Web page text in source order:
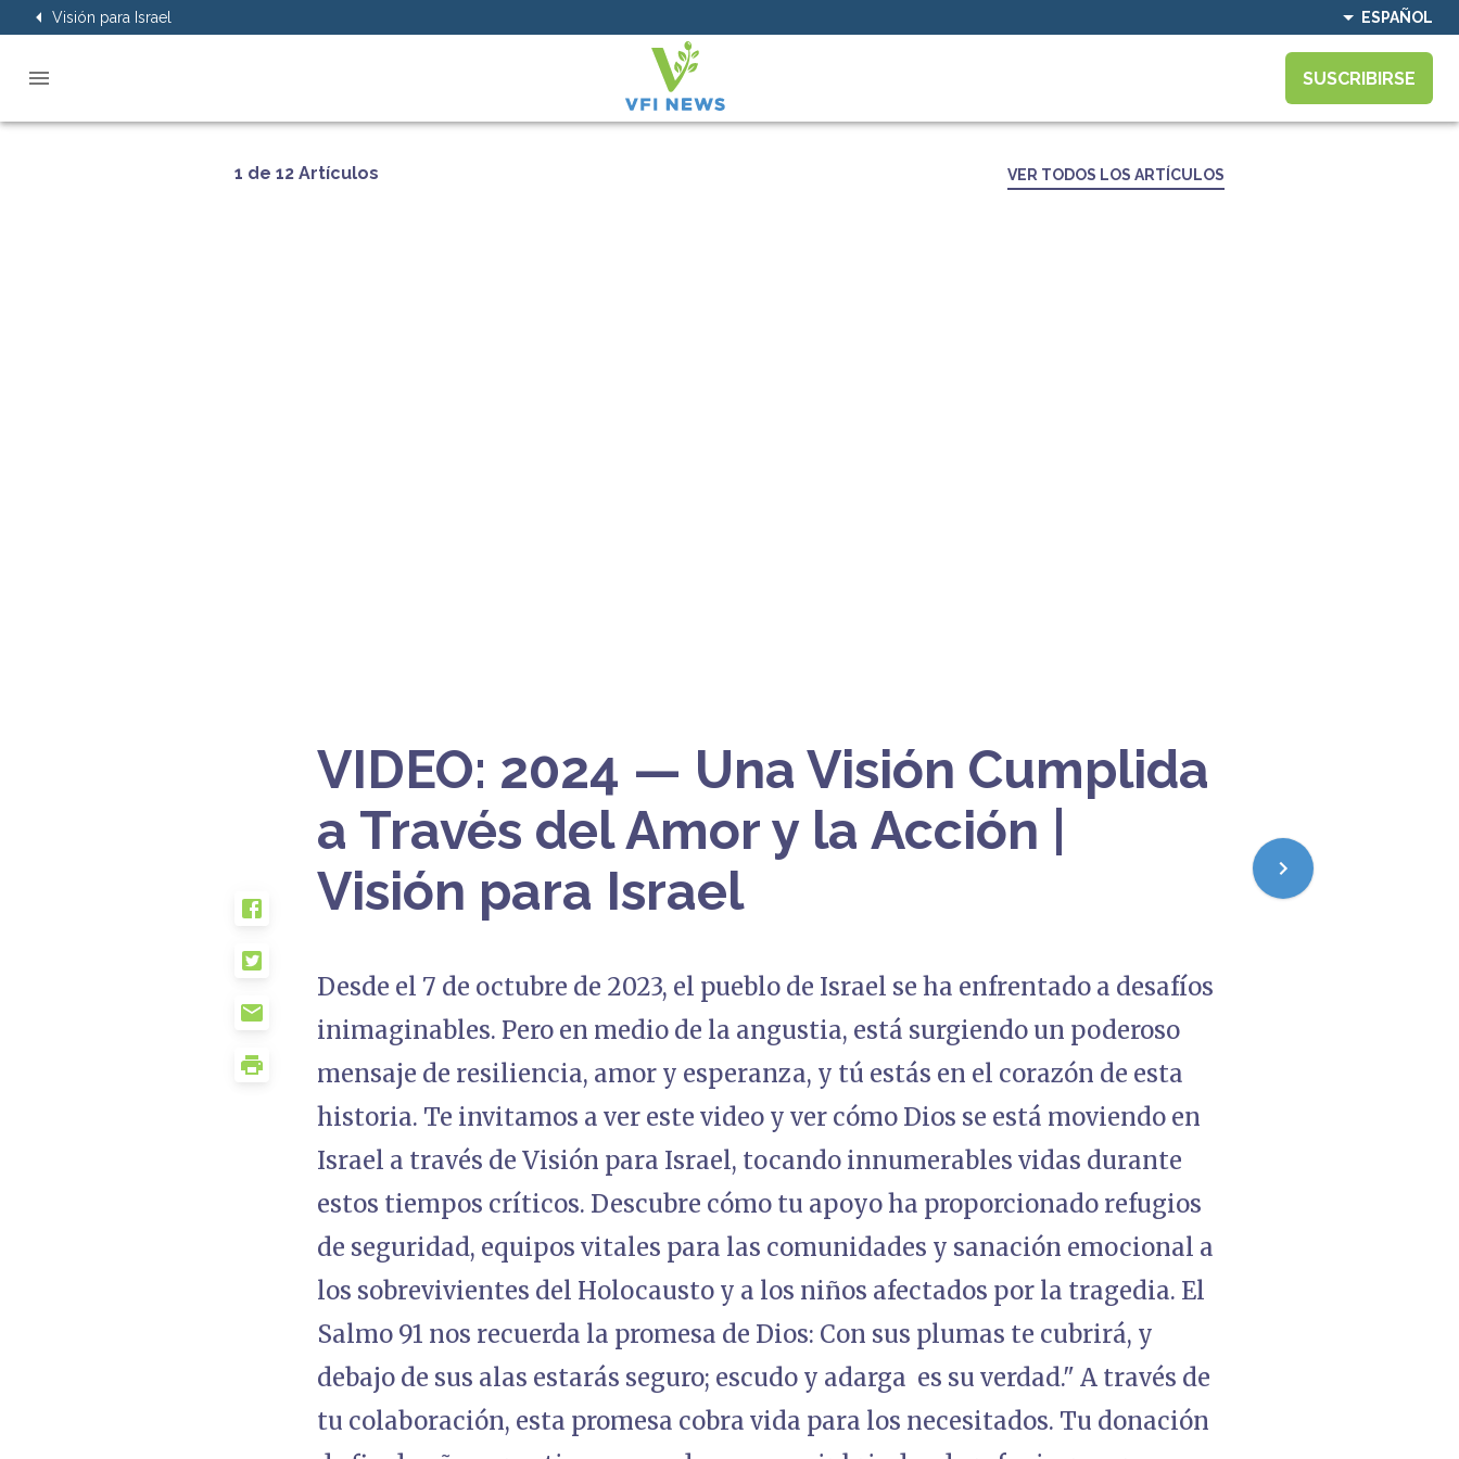
Visión para Israel ESPAÑOL
SUSCRIBIRSE
1 de 12 Artículos VER TODOS LOS ARTÍCULOS
VIDEO: 2024 — Una Visión Cumplida
a Través del Amor y la Acción |
Visión para Israel
Desde el 7 de octubre de 2023, el pueblo de Israel se ha enfrentado a desafíos
inimaginables. Pero en medio de la angustia, está surgiendo un poderoso
mensaje de resiliencia, amor y esperanza, y tú estás en el corazón de esta
historia. Te invitamos a ver este video y ver cómo Dios se está moviendo en
Israel a través de Visión para Israel, tocando innumerables vidas durante
estos tiempos críticos. Descubre cómo tu apoyo ha proporcionado refugios
de seguridad, equipos vitales para las comunidades y sanación emocional a
los sobrevivientes del Holocausto y a los niños afectados por la tragedia. El
Salmo 91 nos recuerda la promesa de Dios: Con sus plumas te cubrirá, y
debajo de sus alas estarás seguro; escudo y adarga es su verdad." A través de
tu colaboración, esta promesa cobra vida para los necesitados. Tu donación